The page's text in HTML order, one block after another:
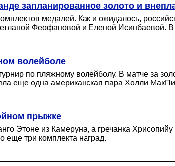
запланированное золото и
медалей. Как и ожидалось,
Феофановой и Еленой
волейболе
по пляжному волейболу. В матче за
еще одна американская пара Холли
прыжке
Этоне из Камеруна, а гречанка
еще три комплекта наград.